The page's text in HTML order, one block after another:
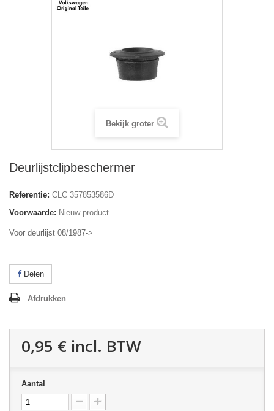
Bekijk groter
Deurlijstclipbeschermer
Referentie: CLC 357853586D
Voorwaarde: Nieuw product
Voor deurlijst 08/1987->
Delen
Afdrukken
0,95 € incl. BTW
Aantal